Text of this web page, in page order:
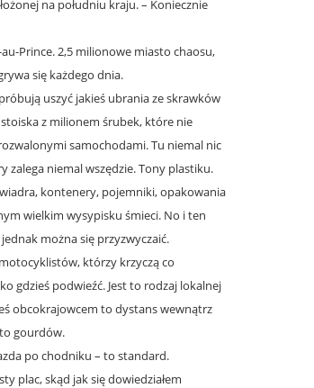
na południu kraju. – Koniecznie
Prince. 2,5 milionowe miasto chaosu,
się każdego dnia.
uszyć jakieś ubrania ze skrawków
z milionem śrubek, które nie
samochodami. Tu niemal nic
zalega niemal wszędzie. Tony plastiku.
kontenery, pojemniki, opakowania
wielkim wysypisku śmieci. No i ten
można się przyzwyczaić.
którzy krzyczą co
gdzieś podwieźć. Jest to rodzaj lokalnej
obcokrajowcem to dystans wewnątrz
gourdów.
po chodniku – to standard.
plac, skąd jak się dowiedziałem